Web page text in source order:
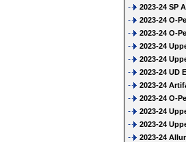
2023-24 SP
2023-24 O-
2023-24 O-
2023-24
2023-24
2023-24 UD
2023-24
2023-24 O-
2023-24
2023-24
2023-24